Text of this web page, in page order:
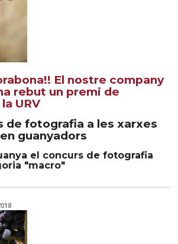
El nostre company
rebut un premi de
URV
de fotografia a les xarxes
guanyadors
el concurs de fotografia
"macro"